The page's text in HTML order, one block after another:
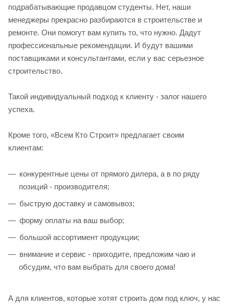
подрабатывающие продавцом студенты. Нет, наши
менеджеры прекрасно разбираются в строительстве и
ремонте. Они помогут вам купить то, что нужно. Дадут
профессиональные рекомендации. И будут вашими
поставщиками и консультантами, если у вас серьезное
строительство.
Такой индивидуальный подход к клиенту - залог нашего
успеха.
Кроме того, «Всем Кто Строит» предлагает своим
клиентам:
конкурентные цены от прямого дилера, а в по ряду
позиций - производителя;
быструю доставку и самовывоз;
форму оплаты на ваш выбор;
большой ассортимент продукции;
внимание и сервис - приходите, предложим чаю и
обсудим, что вам выбрать для своего дома!
А для клиентов, которые хотят строить дом под ключ, у нас